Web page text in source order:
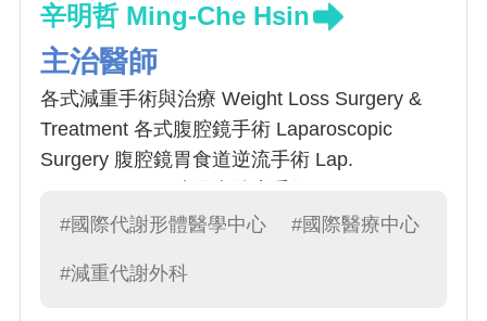
辛明哲 Ming-Che Hsin
主治醫師
各式減重手術與治療 Weight Loss Surgery &
Treatment 各式腹腔鏡手術 Laparoscopic
Surgery 腹腔鏡胃食道逆流手術 Lap.
Surgery 甲狀腺手術 Thyroidectomy 經口甲狀
#國際代謝形體醫學中心 #國際醫療中心
#減重代謝外科